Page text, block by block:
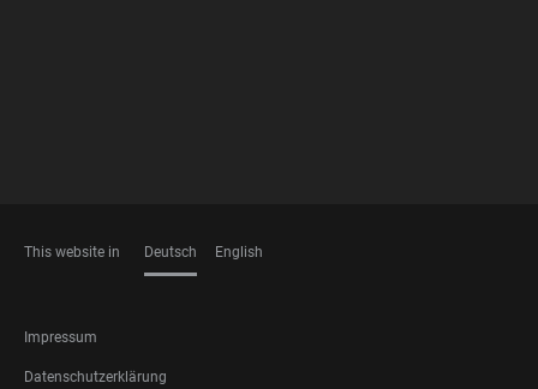
This website in Deutsch English
FOOTER
LEGAL
Impressum
Datenschutzerklärung